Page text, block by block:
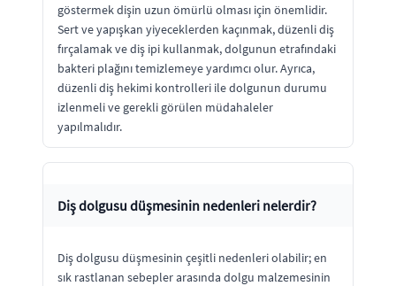
göstermek dişin uzun ömürlü olması için önemlidir.
Sert ve yapışkan yiyeceklerden kaçınmak, düzenli diş
fırçalamak ve diş ipi kullanmak, dolgunun etrafındaki
bakteri plağını temizlemeye yardımcı olur. Ayrıca,
düzenli diş hekimi kontrolleri ile dolgunun durumu
izlenmeli ve gerekli görülen müdahaleler
yapılmalıdır.
Diş dolgusu düşmesinin nedenleri nelerdir?
Diş dolgusu düşmesinin çeşitli nedenleri olabilir; en
sık rastlanan sebepler arasında dolgu malzemesinin